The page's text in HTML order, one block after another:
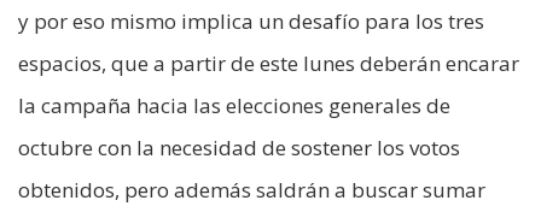
y por eso mismo implica un desafío para los tres
espacios, que a partir de este lunes deberán encarar
la campaña hacia las elecciones generales de
octubre con la necesidad de sostener los votos
obtenidos, pero además saldrán a buscar sumar